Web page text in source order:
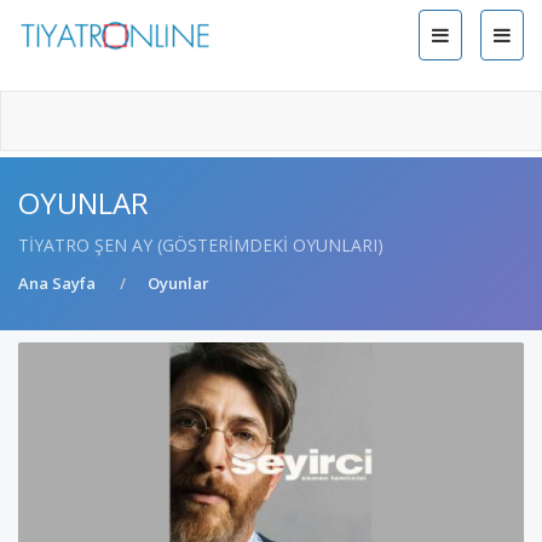
OYUNLAR
TIYATRO ŞEN AY (GÖSTERIMDEKI OYUNLARI)
Ana Sayfa Oyunlar
POPÜLER OYUNLAR
Siz de üye olun ve sevdiğiniz oyunları seçin